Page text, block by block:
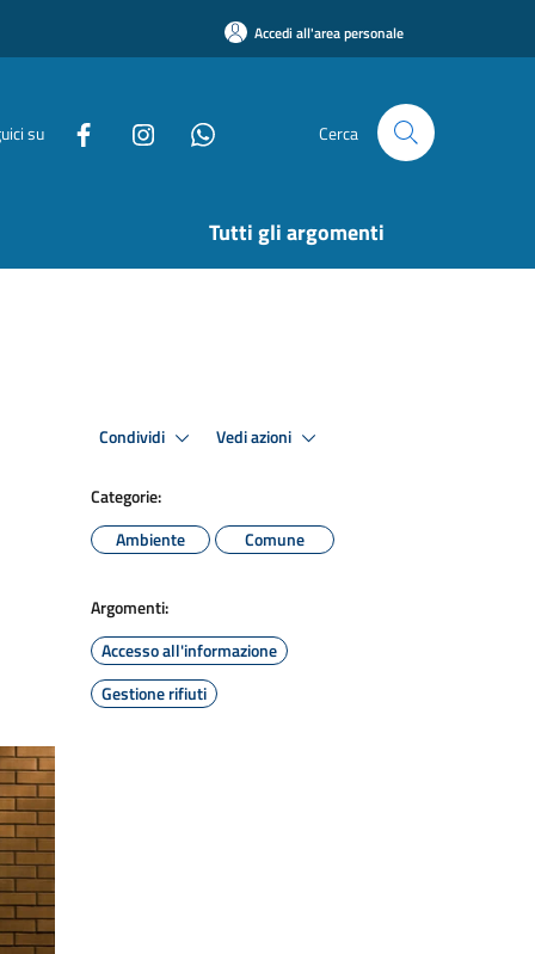
Accedi all'area personale
su Cerca
Tutti gli argomenti
Condividi Vedi azioni
Categorie:
Ambiente
Comune
Argomenti:
Accesso all'informazione
Gestione rifiuti